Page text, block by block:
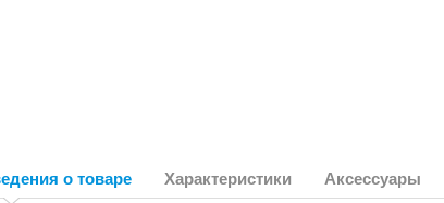
о товаре Характеристики Аксессуары